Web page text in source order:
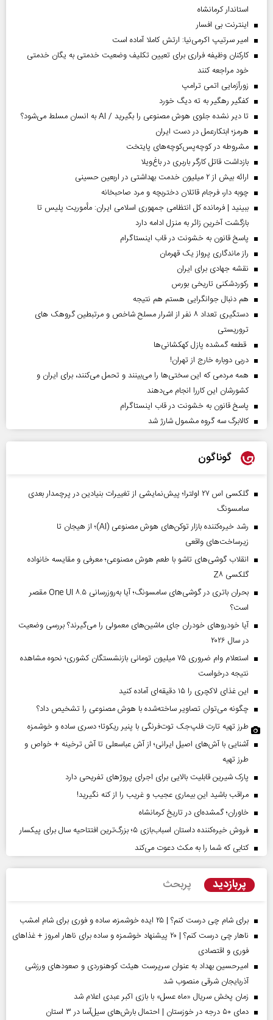
استاندار کرمانشاه
اینترنت بی افسار
امیر سرتیپ اکرمی‌نیا: ارتش کاملا آماده است
کارکنان وظیفه فراری برای تعیین تکلیف وضعیت خدمتی به یگان خدمتی
خود مراجعه کنند
زورآزمایی اتمی ترامپ
کفگیر رهگیر به ته دیگ خورد
تا دیر نشده جلوی هوش مصنوعی را بگیرید / AI به انسان مسلط می‌شود؟
هرمز؛ ابتکارعمل در دست ایران
مشروطه در کوچه‌پس‌کوچه‌های پایتخت
بازداشت قاتل کارگر باربری در باغ‌ویلا
ارائه بیش از ۲ میلیون خدمت بهداشتی در اربعین حسینی
چوبه دار، فرجام قاتلان دختربچه و مرد صاحبخانه
ببینید | فرمانده کل انتظامی جمهوری اسلامی ایران­: مأموریت پلیس تا
بازگشت آخرین زائر به منزل ادامه دارد
پاسخ قانون به خشونت در قاب اینستاگرام
راز ماندگاری پرواز یک قهرمان
نقشه جهادی برای ایران
رکوردشکنی تاریخی بورس
هم دنبال جوانگرایی هستم هم نتیجه
دستگیری تعداد ۸ نفر از اشرار مسلح شاخص و مرتبطین گروهک های
تروریستی
قطعه گمشده پازل کهکشانی‌ها
دربی دوباره خارج از تهران!
همه مردمی که این سختی‌ها را می‌بینند و تحمل می‌کنند، برای ایران و
کشورشان این کاررا انجام می‌دهند
پاسخ قانون به خشونت در قاب اینستاگرام
کالابرگ سه گروه مشمول شارژ شد
گوناگون
گلکسی اس ۲۷ اولترا؛ پیش‌نمایشی از تغییرات بنیادین در پرچمدار بعدی
سامسونگ
رشد خیره‌کننده بازار توکن‌های هوش مصنوعی (AI)؛ از هیجان تا
زیرساخت‌های واقعی
انقلاب گوشی‌های تاشو‌ با طعم هوش مصنوعی؛ معرفی و مقایسه خانواده
گلکسی Z۸
بحران باتری در گوشی‌های سامسونگ؛ آیا به‌روزرسانی One UI ۸.۵ مقصر
است؟
آیا خودروهای خودران جای ماشین‌های معمولی را می‌گیرند؟ بررسی وضعیت
در سال ۲۰۲۶
استعلام وام ضروری ۷۵ میلیون تومانی بازنشستگان کشوری؛ نحوه مشاهده
نتیجه درخواست
این غذای لاکچری را ۱۵ دقیقه‌ای آماده کنید
چگونه می‌توان تصاویر ساخته‌شده با هوش مصنوعی را تشخیص داد؟
طرز تهیه تارت فلپ‌جک توت‌فرنگی با پنیر ریکوتا؛ دسری ساده و خوشمزه
آشنایی با آش‌های اصیل ایرانی؛ از آش عباسعلی تا آش ترخینه + خواص و
طرز تهیه
پارک شیرین قابلیت‌ بالایی برای اجرای پروژهای تفریحی دارد
مراقب باشید این بیماری عجیب و غریب را از کنه نگیرید!
خاوران؛ گمشده‌ای در تاریخ کرمانشاه
فروش خیره‌کننده داستان اسباب‌بازی ۵؛ بزرگ‌ترین افتتاحیه سال برای پیکسار
کتابی که شما را به مکث دعوت می‌کند
پربازدید پربحث
برای شام چی درست کنم؟ | ۲۵ ایده خوشمزه، ساده و فوری برای شام امشب
ناهار چی درست کنم؟ | ۲۰ پیشنهاد خوشمزه و ساده برای ناهار امروز + غذاهای
فوری و اقتصادی
امیرحسین بهداد به عنوان سرپرست هیئت کوهنوردی و صعودهای ورزشی
آذربایجان شرقی منصوب شد
زمان پخش سریال «ماه عسل» با بازی اکبر عبدی اعلام شد
دمای ۵۰ درجه در خوزستان | احتمال بارش‌های سیل‌آسا در ۳ استان